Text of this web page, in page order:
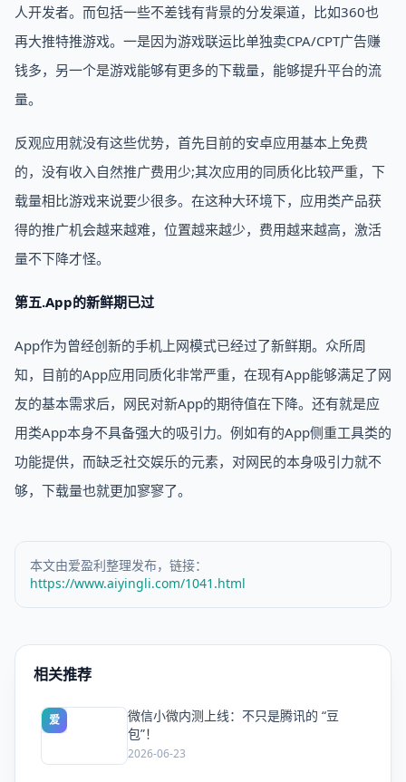
人开发者。而包括一些不差钱有背景的分发渠道，比如360也
再大推特推游戏。一是因为游戏联运比单独卖CPA/CPT广告赚
钱多，另一个是游戏能够有更多的下载量，能够提升平台的流
量。
反观应用就没有这些优势，首先目前的安卓应用基本上免费
的，没有收入自然推广费用少;其次应用的同质化比较严重，下
载量相比游戏来说要少很多。在这种大环境下，应用类产品获
得的推广机会越来越难，位置越来越少，费用越来越高，激活
量不下降才怪。
第五.App的新鲜期已过
App作为曾经创新的手机上网模式已经过了新鲜期。众所周
知，目前的App应用同质化非常严重，在现有App能够满足了网
友的基本需求后，网民对新App的期待值在下降。还有就是应
用类App本身不具备强大的吸引力。例如有的App侧重工具类的
功能提供，而缺乏社交娱乐的元素，对网民的本身吸引力就不
够，下载量也就更加寥寥了。
本文由爱盈利整理发布，链接：
https://www.aiyingli.com/1041.html
相关推荐
爱
微信小微内测上线：不只是腾讯的 “豆
包”！
2026-06-23